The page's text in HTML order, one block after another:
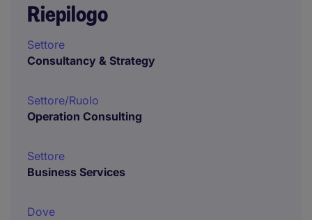
Riepilogo
Settore
Consultancy & Strategy
Settore/Ruolo
Operation Consulting
Settore
Business Services
Dove